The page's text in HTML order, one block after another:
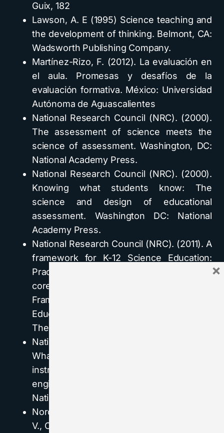
Guix, 182
Lawson, A. E (1995) Science teaching and
the development of thinking. Belmont, CA:
Wadsworth Publishing Company.
Martínez-Rizo, F. (2012). La evaluación en
el aula. Promesas y desafíos de la
evaluación formativa. México: Universidad
Autónoma de Aguascalientes
National Research Council (NRC). (2000).
The assessment of science meets the
science of assessment. Washington, DC:
National Academy Press.
National Research Council (NRC). (2000).
Knowing what students know: The
science and design of educational
assessment. Washington DC: National
Academy Press.
National Research Council (NRC). (2011). A
framework for K-12 Science Education:
Practices, crosscutting concepts, and
core ideas. Committee on a Conceptual
Framework for New K-12 Science
Education Standards. Washington, DC:
The National Academies Press.
National Research Council (NRC) (2015).
What research says about effective
instruction in undergraduate science and
engineering. Washington, DC: The
National Academies Press
Norcini, J., Anderson, B., Bollela, V., Burch,
V., Costa, M. J., Duvivier, R., (2011). Criteria
×